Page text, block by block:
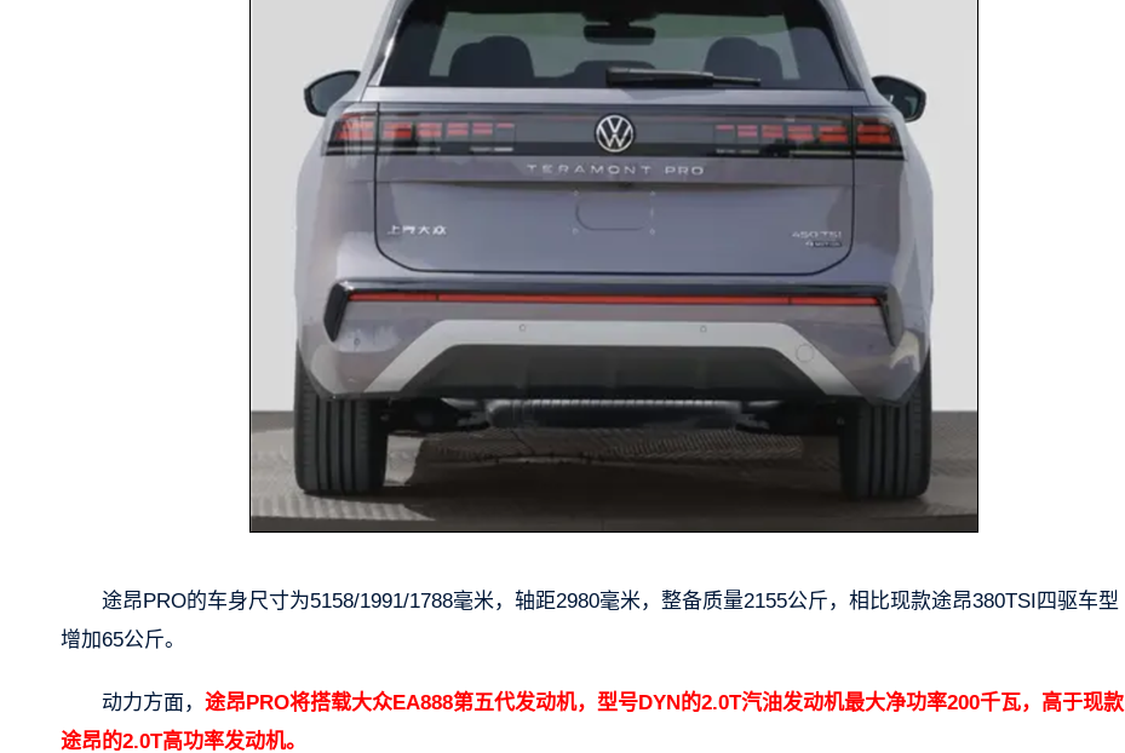
途昂PRO的车身尺寸为5158/1991/1788毫米，轴距2980毫米，整备质量2155公斤，相比现款途昂380TSI四驱车型
增加65公斤。
动力方面， 途昂PRO将搭载大众EA888第五代发动机，型号DYN的2.0T汽油发动机最大净功率200千瓦，高于现款
途昂的2.0T高功率发动机。